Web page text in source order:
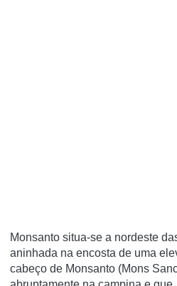
Monsanto situa-se a nordeste
aninhada na encosta de uma
cabeço de Monsanto (Mons